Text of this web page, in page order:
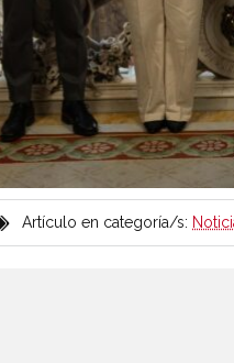
Artículo en categoría/s: